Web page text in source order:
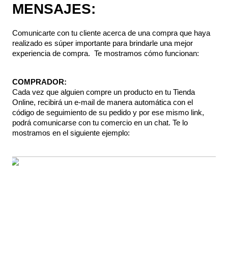
MENSAJES:
Comunicarte con tu cliente acerca de una compra que haya
realizado es súper importante para brindarle una mejor
experiencia de compra.  Te mostramos cómo funcionan:
COMPRADOR:
Cada vez que alguien compre un producto en tu Tienda
Online, recibirá un e-mail de manera automática con el
código de seguimiento de su pedido y por ese mismo link,
podrá comunicarse con tu comercio en un chat. Te lo
mostramos en el siguiente ejemplo: